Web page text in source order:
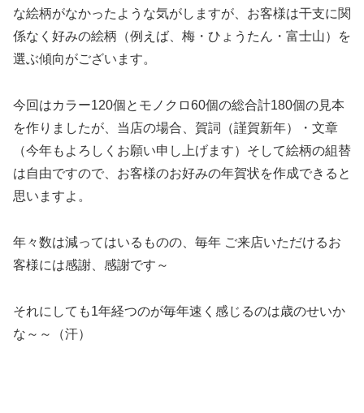
な絵柄がなかったような気がしますが、お客様は干支に関
係なく好みの絵柄（例えば、梅・ひょうたん・富士山）を
選ぶ傾向がございます。
今回はカラー120個とモノクロ60個の総合計180個の見本
を作りましたが、当店の場合、賀詞（謹賀新年）・文章
（今年もよろしくお願い申し上げます）そして絵柄の組替
は自由ですので、お客様のお好みの年賀状を作成できると
思いますよ。
年々数は減ってはいるものの、毎年 ご来店いただけるお
客様には感謝、感謝です～
それにしても1年経つのが毎年速く感じるのは歳のせいか
な～～（汗）